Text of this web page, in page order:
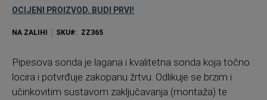
gallery
OCIJENI PROIZVOD. BUDI PRVI!
NA ZALIHI SKU ZZ365
Pipesova sonda je lagana i kvalitetna sonda koja točno
locira i potvrđuje zakopanu žrtvu. Odlikuje se brzim i
učinkovitim sustavom zaključavanja (montaža) te